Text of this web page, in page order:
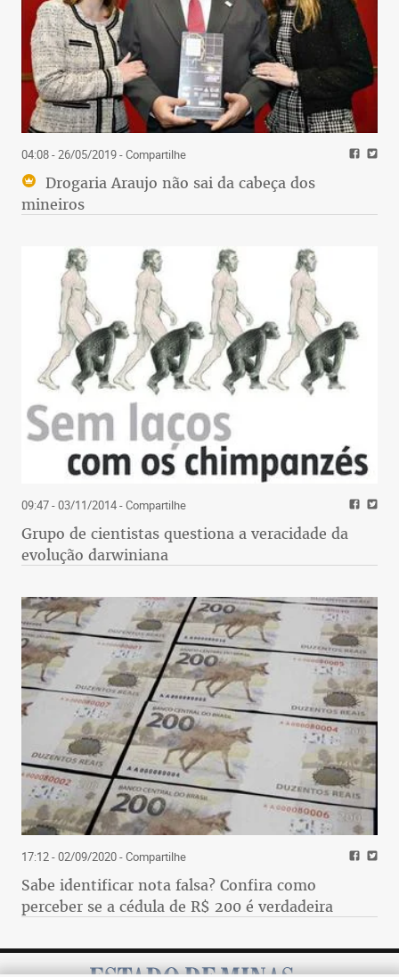
04:08 - 26/05/2019- Compartilhe
Drogaria Araujo não sai da cabeça dos
mineiros
09:47 - 03/11/2014- Compartilhe
Grupo de cientistas questiona a veracidade da
evolução darwiniana
17:12 - 02/09/2020- Compartilhe
Sabe identificar nota falsa? Confira como
perceber se a cédula de R$ 200 é verdadeira